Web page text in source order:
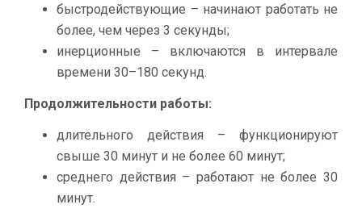
быстродействующие – начинают работать не
более, чем через 3 секунды;
инерционные – включаются в интервале
времени 30–180 секунд.
Продолжительности работы:
длительного действия – функционируют
свыше 30 минут и не более 60 минут;
среднего действия – работают не более 30
минут.